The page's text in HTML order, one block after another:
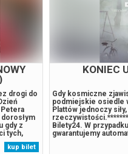
drogi do
Petera
gdy z
tych,
w
w
kup bilet
KONIEC
Gdy kosmiczne
podmiejskie osiedle
Plattów jednoczy
Bilety24. W
gwarantujemy
potwierdzony